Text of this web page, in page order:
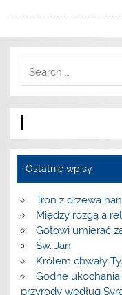
Ostatnie wpisy
Tron z drzewa
Między rózgą a
Gotowi umierać
Św. Jan
Królem chwały
Godne ukochania
przyrody według